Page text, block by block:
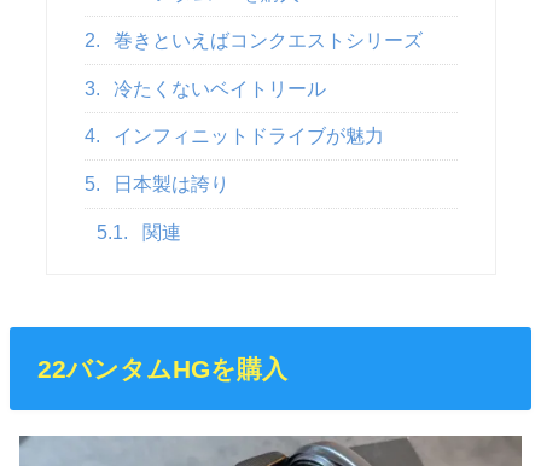
2. 巻きといえばコンクエストシリーズ
3. 冷たくないベイトリール
4. インフィニットドライブが魅力
5. 日本製は誇り
5.1. 関連
22バンタムHGを購入